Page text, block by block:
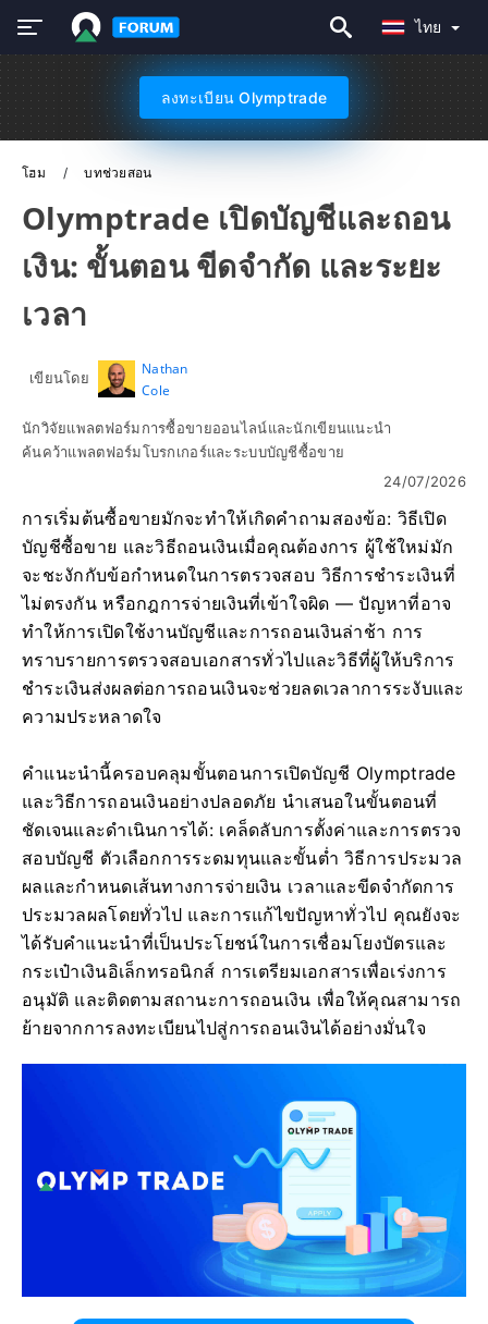
ไทย
ลงทะเบียน Olymptrade
โฮม บทช่วยสอน
Olymptrade เปิดบัญชีและถอน
เงิน: ขั้นตอน ขีดจำกัด และระยะ
เวลา
เขียนโดย
Nathan
Cole
นักวิจัยแพลตฟอร์มการซื้อขายออนไลน์และนักเขียนแนะนำ
ค้นคว้าแพลตฟอร์มโบรกเกอร์และระบบบัญชีซื้อขาย
24/07/2026
การเริ่มต้นซื้อขายมักจะทำให้เกิดคำถามสองข้อ: วิธีเปิด
บัญชีซื้อขาย และวิธีถอนเงินเมื่อคุณต้องการ ผู้ใช้ใหม่มัก
จะชะงักกับข้อกำหนดในการตรวจสอบ วิธีการชำระเงินที่
ไม่ตรงกัน หรือกฎการจ่ายเงินที่เข้าใจผิด — ปัญหาที่อาจ
ทำให้การเปิดใช้งานบัญชีและการถอนเงินล่าช้า การ
ทราบรายการตรวจสอบเอกสารทั่วไปและวิธีที่ผู้ให้บริการ
ชำระเงินส่งผลต่อการถอนเงินจะช่วยลดเวลาการระงับและ
ความประหลาดใจ
คำแนะนำนี้ครอบคลุมขั้นตอนการเปิดบัญชี Olymptrade
และวิธีการถอนเงินอย่างปลอดภัย นำเสนอในขั้นตอนที่
ชัดเจนและดำเนินการได้: เคล็ดลับการตั้งค่าและการตรวจ
สอบบัญชี ตัวเลือกการระดมทุนและขั้นต่ำ วิธีการประมวล
ผลและกำหนดเส้นทางการจ่ายเงิน เวลาและขีดจำกัดการ
ประมวลผลโดยทั่วไป และการแก้ไขปัญหาทั่วไป คุณยังจะ
ได้รับคำแนะนำที่เป็นประโยชน์ในการเชื่อมโยงบัตรและ
กระเป๋าเงินอิเล็กทรอนิกส์ การเตรียมเอกสารเพื่อเร่งการ
อนุมัติ และติดตามสถานะการถอนเงิน เพื่อให้คุณสามารถ
ย้ายจากการลงทะเบียนไปสู่การถอนเงินได้อย่างมั่นใจ